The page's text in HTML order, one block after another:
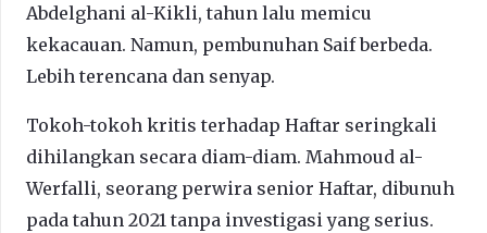
Abdelghani al-Kikli, tahun lalu memicu
kekacauan. Namun, pembunuhan Saif berbeda.
Lebih terencana dan senyap.
Tokoh-tokoh kritis terhadap Haftar seringkali
dihilangkan secara diam-diam. Mahmoud al-
Werfalli, seorang perwira senior Haftar, dibunuh
pada tahun 2021 tanpa investigasi yang serius.